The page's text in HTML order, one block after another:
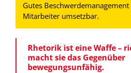
Gutes
Mitarbeiter umsetzbar.
Rhetorik ist eine Waffe –
macht sie das Gegenüber
bewegungsunfähig.